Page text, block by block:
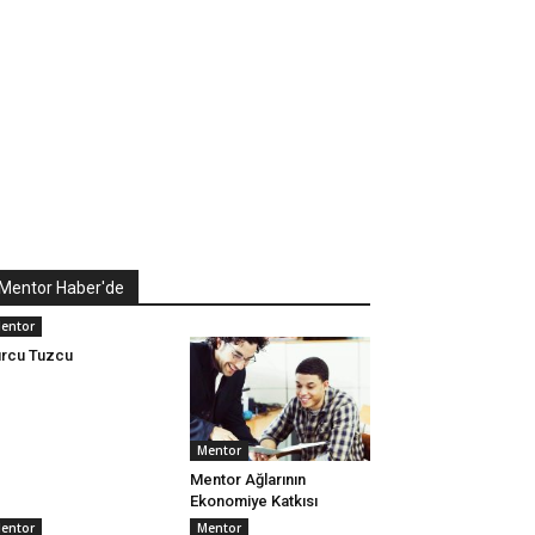
Mentor Haber'de
Tuzcu
Mentor
Mentor Ağlarının
Ekonomiye Katkısı
Mentor